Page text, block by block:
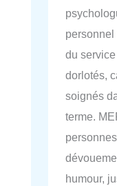
personnel
du
dorlotés,
soignés
terme.
humour,